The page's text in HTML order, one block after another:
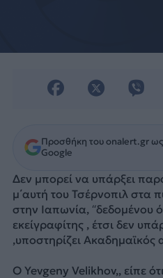
Προσθήκη του onalert.gr
Google
Δεν μπορεί να υπάρξει
μ΄αυτή του Τσέρνοπιλ στα
στην Ιαπωνία, “δεδομένου
εκείγραφίτης , έτσι δεν
,υποστηρίζει Ακαδημαϊκός
Ο Yevgeny Velikhov,, είπε